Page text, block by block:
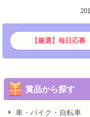
【厳選】毎日応募
賞品から探す
車・バイク・自転車